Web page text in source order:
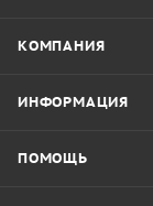
КОМПАНИЯ
ИНФОРМАЦИЯ
ПОМОЩЬ